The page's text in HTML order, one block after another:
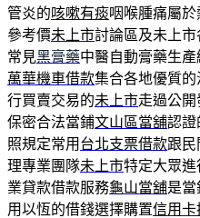
管炎的咳嗽有痰咽喉腫痛屬
參考價未上市討論區及未上
常見黑膏藥中醫自動膏藥生
萬華機車借款集合各地優質
行買賣交易的未上市走過公
保密合法當鋪文山區當舖認證
照規定常用 台北支票借款跟
理專業團隊未上市特定大眾
業貸款借款服務龜山當舖是
用以恆的借錢選擇購置信用卡